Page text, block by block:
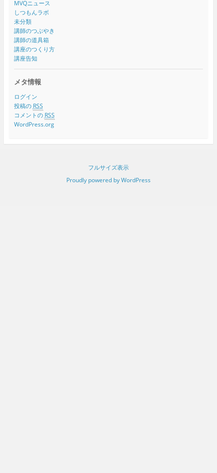
MVQニュース
しつもんラボ
未分類
講師のつぶやき
講師の道具箱
講座のつくり方
講座告知
メタ情報
ログイン
投稿の RSS
コメントの RSS
WordPress.org
フルサイズ表示
Proudly powered by WordPress